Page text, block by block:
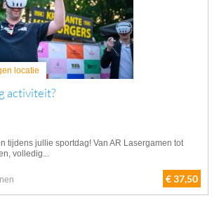
locatie
activiteit?
tijdens jullie sportdag! Van AR Lasergamen tot
volledig...
€ 37,50